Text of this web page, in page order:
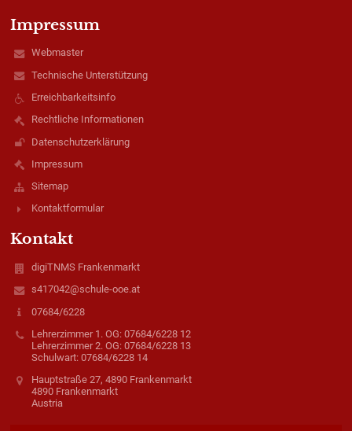
Impressum
Webmaster
Technische Unterstützung
Erreichbarkeitsinfo
Rechtliche Informationen
Datenschutzerklärung
Impressum
Sitemap
Kontaktformular
Kontakt
digiTNMS Frankenmarkt
s417042@schule-ooe.at
07684/6228
Lehrerzimmer 1. OG: 07684/6228 12
Lehrerzimmer 2. OG: 07684/6228 13
Schulwart: 07684/6228 14
Hauptstraße 27, 4890 Frankenmarkt
4890 Frankenmarkt
Austria